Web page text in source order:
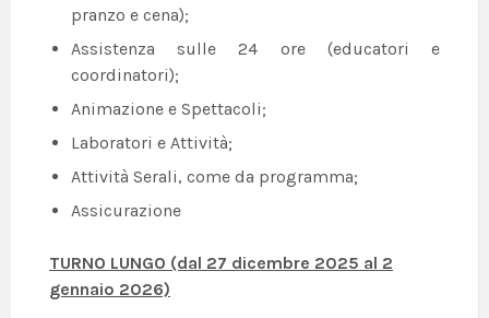
pranzo e cena);
Assistenza sulle 24 ore (educatori e
coordinatori);
Animazione e Spettacoli;
Laboratori e Attività;
Attività Serali, come da programma;
Assicurazione
TURNO LUNGO (dal 27 dicembre 2025 al 2
gennaio 2026)